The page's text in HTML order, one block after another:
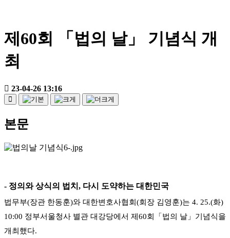
제60회 「법의 날」 기념식 개
최
23-04-26 13:16
본문
- 정의와 상식의 법치 , 다시 도약하는 대한민국
법무부(장관 한동훈)와 대한변호사협회(회장 김영훈)는 4. 25.(화)
10:00 정부서울청사 별관 대강당에서 제60회 「법의 날 」 기념식을
개최했다.